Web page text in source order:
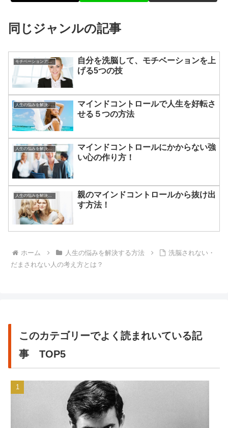
同じジャンルの記事
モチベーションアップの方法
自分を洗脳して、モチベーションを上
げる5つの技
人生の悩みを解決する方法
マインドコントロールで人生を好転さ
せる５つの方法
人生の悩みを解決する方法
マインドコントロールにかからない強
い心の作り方！
人生の悩みを解決する方法
親のマインドコントロールから抜け出
す方法！
ホーム 人生の悩みを解決する方法
洗脳されない・
だまされない人の考え方とは？
このカテゴリーでよく読まれいている記
事 TOP5